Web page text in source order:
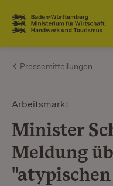
Zum Inhalt
Link zur Startseite
Pressemitteilungen
Arbeitsmarkt
Minister
Meldung